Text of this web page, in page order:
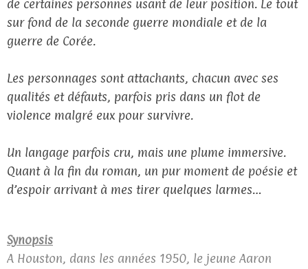
de certaines personnes usant de leur position. Le tout
sur fond de la seconde guerre mondiale et de la
guerre de Corée.
Les personnages sont attachants, chacun avec ses
qualités et défauts, parfois pris dans un flot de
violence malgré eux pour survivre.
Un langage parfois cru, mais une plume immersive.
Quant à la fin du roman, un pur moment de poésie et
d’espoir arrivant à mes tirer quelques larmes…
Synopsis
A Houston, dans les années 1950, le jeune Aaron